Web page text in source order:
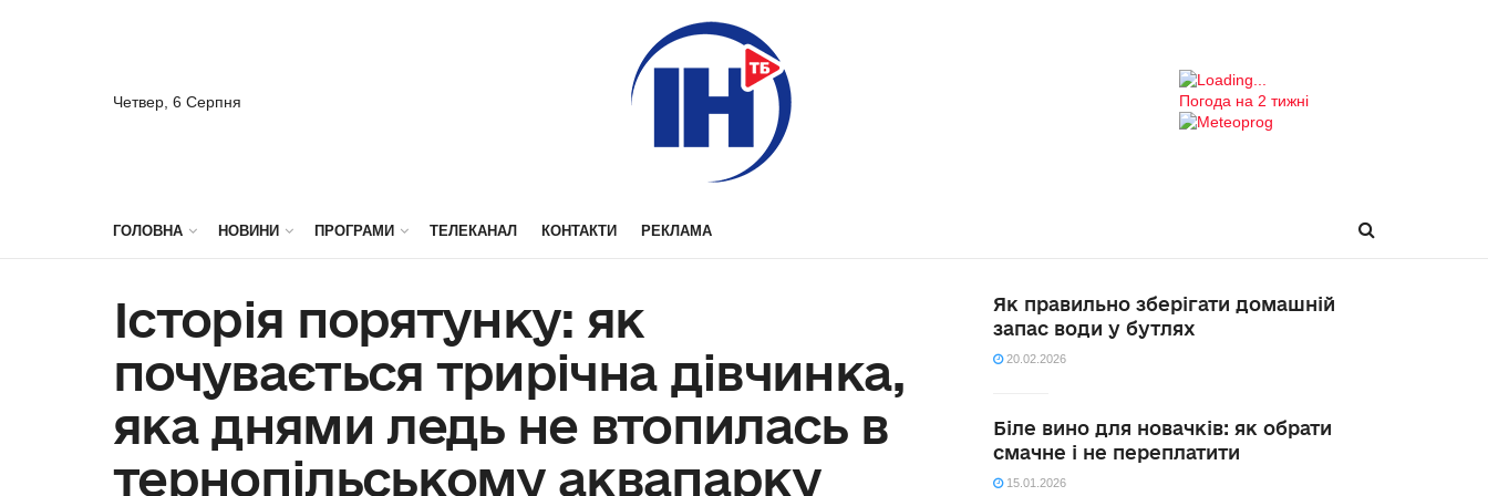
Четвер, 6 Серпня Погода на 2 тижні
ГОЛОВНА НОВИНИ ПРОГРАМИ ТЕЛЕКАНАЛ КОНТАКТИ РЕКЛАМА
Історія порятунку: як
почувається трирічна дівчинка,
яка днями ледь не втопилась в
тернопільському аквапарку
Як правильно зберігати домашній
запас води у бутлях
20.02.2026
Біле вино для новачків: як обрати
смачне і не переплатити
15.01.2026